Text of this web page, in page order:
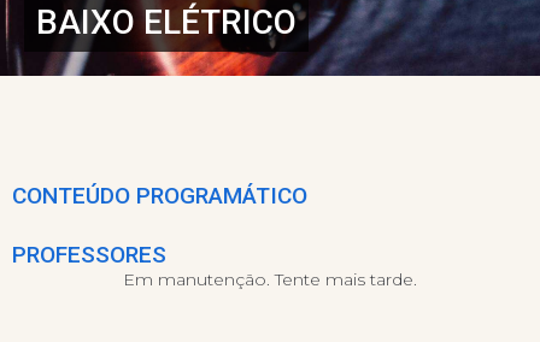
BAIXO ELÉTRICO
CONTEÚDO PROGRAMÁTICO
PROFESSORES
Em manutenção. Tente mais tarde.